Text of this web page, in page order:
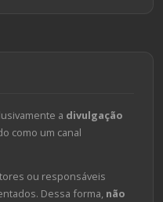
a divulgação
como um canal
ou responsáveis
Dessa forma, não